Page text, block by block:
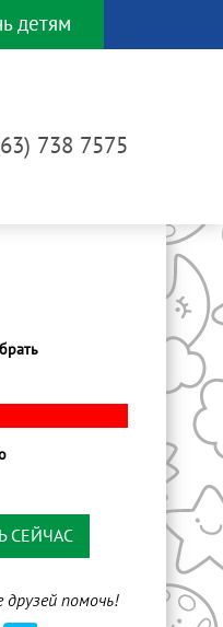
детям
738 7575
СЕЙЧАС
помочь!